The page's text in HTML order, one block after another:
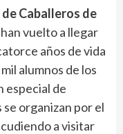
Caballeros de
han vuelto a llegar
años de vida
alumnos de los
especial de
organizan por el
a visitar